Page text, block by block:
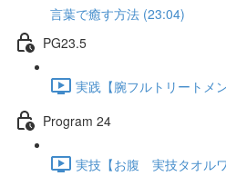
言葉で癒す方法 (23:04)
PG23.5
実践【腕フルトリートメ
Program 24
実技【お腹 実技タオル